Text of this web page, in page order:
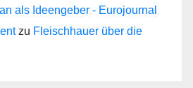
als Ideengeber - Eurojournal
zu Fleischhauer über die